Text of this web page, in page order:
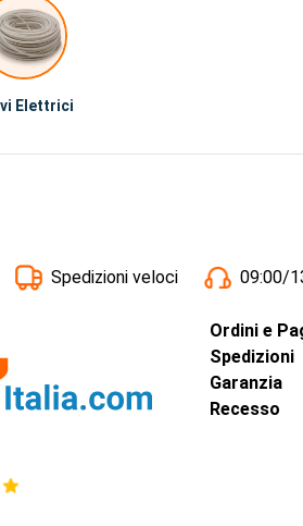
Elettrici
Spedizioni veloci 09:00/
Ordini e
Spedizioni
Garanzia
Recesso